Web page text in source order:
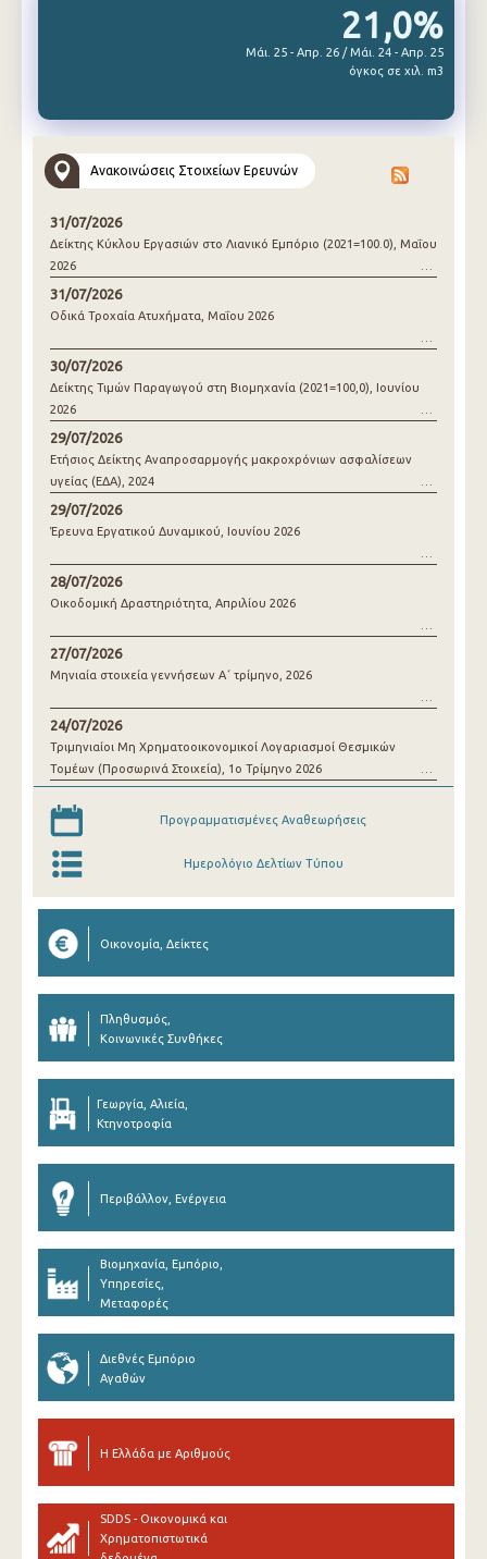
21,0%
Μάι. 25 - Απρ. 26 / Μάι. 24 - Απρ. 25
όγκος σε χιλ. m3
Ανακοινώσεις Στοιχείων Ερευνών
31/07/2026
Δείκτης Κύκλου Εργασιών στο Λιανικό Εμπόριο (2021=100.0), Μαΐου
2026
31/07/2026
Οδικά Τροχαία Ατυχήματα, Μαΐου 2026
30/07/2026
Δείκτης Τιμών Παραγωγού στη Βιομηχανία (2021=100,0), Ιουνίου
2026
29/07/2026
Ετήσιος Δείκτης Αναπροσαρμογής μακροχρόνιων ασφαλίσεων
υγείας (ΕΔΑ), 2024
29/07/2026
Έρευνα Εργατικού Δυναμικού, Ιουνίου 2026
28/07/2026
Οικοδομική Δραστηριότητα, Απριλίου 2026
27/07/2026
Μηνιαία στοιχεία γεννήσεων Α΄ τρίμηνο, 2026
24/07/2026
Τριμηνιαίοι Μη Χρηματοοικονομικοί Λογαριασμοί Θεσμικών
Τομέων (Προσωρινά Στοιχεία), 1o Τρίμηνο 2026
Προγραμματισμένες Αναθεωρήσεις
Ημερολόγιο Δελτίων Τύπου
Οικονομία, Δείκτες
Πληθυσμός,
Κοινωνικές Συνθήκες
Γεωργία, Αλιεία,
Κτηνοτροφία
Περιβάλλον, Ενέργεια
Βιομηχανία, Εμπόριο,
Υπηρεσίες,
Μεταφορές
Διεθνές Εμπόριο
Αγαθών
Η Ελλάδα με Αριθμούς
SDDS - Οικονομικά και
Χρηματοπιστωτικά